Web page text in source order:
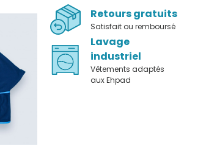
Retours gratuits
Satisfait ou remboursé
Lavage
industriel
Vêtements adaptés
aux Ehpad